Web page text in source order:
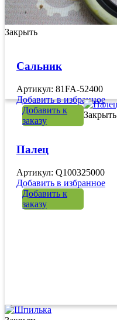
Закрыть
Сальник
Артикул: 81FA-52400
Добавить в избранное
Добавить к
заказу
Закрыть
Палец
Артикул: Q100325000
Добавить в избранное
Добавить к
заказу